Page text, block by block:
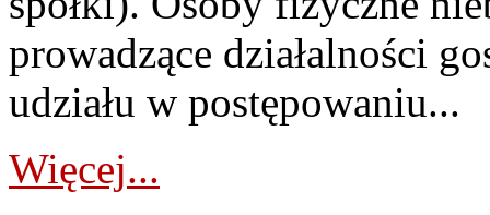
prowadzące działalności
udziału w postępowaniu...
Więcej...